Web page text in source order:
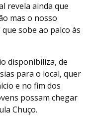
revela ainda que
mas o nosso
sobe ao palco às
disponibiliza, de
para o local, quer
e no fim dos
possam chegar
Chuço.